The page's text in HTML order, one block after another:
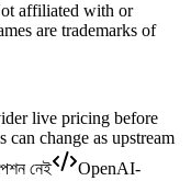
affiliated with or
are trademarks of
live pricing before
can change as upstream
নেই
OpenAI-